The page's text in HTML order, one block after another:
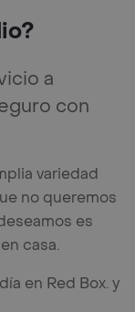
a
con
variedad
no queremos
es
casa.
en Red Box. y